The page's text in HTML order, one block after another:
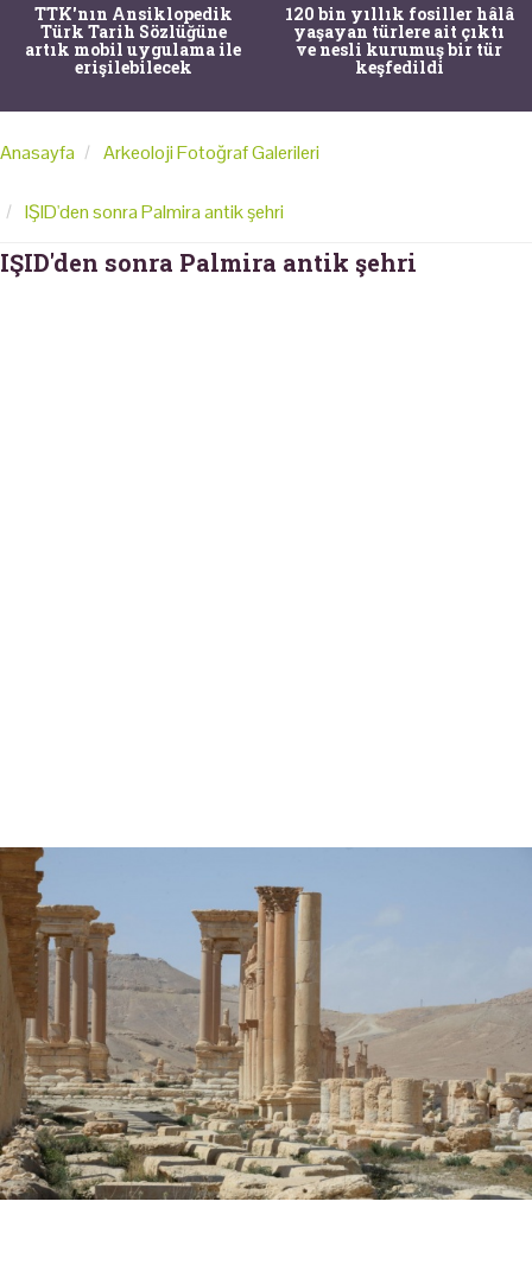
TTK'nın Ansiklopedik
Türk Tarih Sözlüğüne
artık mobil uygulama ile
erişilebilecek
120 bin yıllık fosiller hâlâ
yaşayan türlere ait çıktı
ve nesli kurumuş bir tür
keşfedildi
Anasayfa Arkeoloji Fotoğraf Galerileri
IŞID'den sonra Palmira antik şehri
IŞID'den sonra Palmira antik şehri